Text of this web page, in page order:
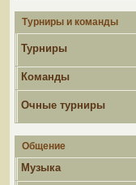
Турниры и команды
Турниры
Команды
Очные турниры
Общение
Музыка